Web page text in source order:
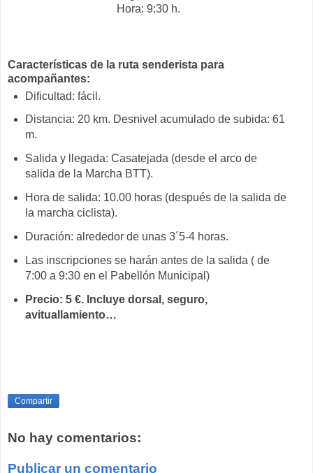
Hora: 9:30 h.
Características de la ruta senderista para
acompañantes:
Dificultad: fácil.
Distancia: 20 km. Desnivel acumulado de subida: 61
m.
Salida y llegada: Casatejada (desde el arco de
salida de la Marcha BTT).
Hora de salida: 10.00 horas (después de la salida de
la marcha ciclista).
Duración: alrededor de unas 3´5-4 horas.
Las inscripciones se harán antes de la salida ( de
7:00 a 9:30 en el Pabellón Municipal)
Precio: 5 €. Incluye dorsal, seguro,
avituallamiento…
Compartir
No hay comentarios:
Publicar un comentario